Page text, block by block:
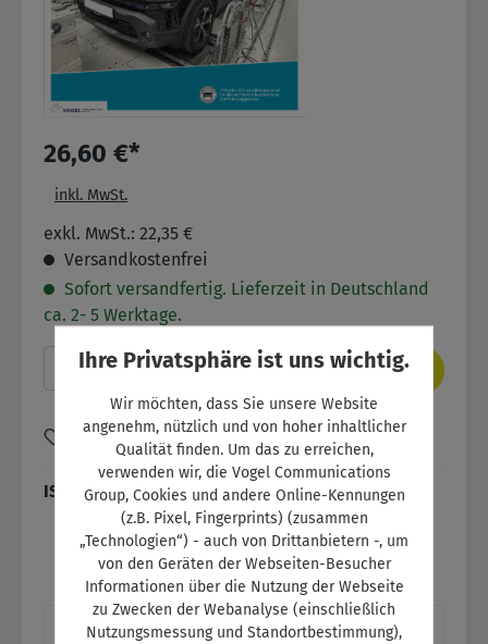
26,60 €*
inkl. MwSt.
exkl. MwSt.: 22,35 €
Versandkostenfrei
Sofort versandfertig. Lieferzeit in Deutschland
ca. 2- 5 Werktage.
Produkt Anzahl: Gib den gewünschten
In den Warenkorb
Zum Merkzettel hinzufügen
ISBN: SW11117
Beschreibung
Ihre Privatsphäre ist uns wichtig.
Wir möchten, dass Sie unsere Website
angenehm, nützlich und von hoher inhaltlicher
Qualität finden. Um das zu erreichen,
verwenden wir, die Vogel Communications
Group, Cookies und andere Online-Kennungen
(z.B. Pixel, Fingerprints) (zusammen
„Technologien“) - auch von Drittanbietern -, um
von den Geräten der Webseiten-Besucher
Informationen über die Nutzung der Webseite
zu Zwecken der Webanalyse (einschließlich
Nutzungsmessung und Standortbestimmung),